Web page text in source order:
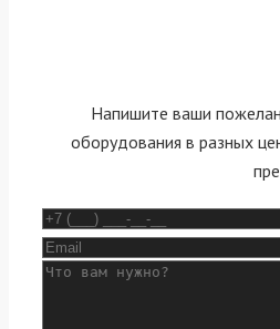
Напишите ваши
оборудования в разных